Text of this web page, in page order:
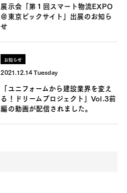
展示会「第１回スマート物流EXPO
＠東京ビックサイト」出展のお知ら
せ
お知らせ
2021.12.14 Tuesday
「ユニフォームから建設業界を変え
る！ドリームプロジェクト」Vol.3前
編の動画が配信されました。